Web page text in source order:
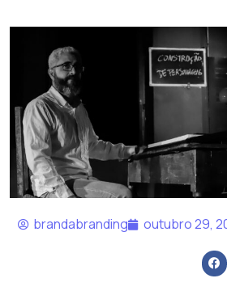
brandabranding outubro 29,